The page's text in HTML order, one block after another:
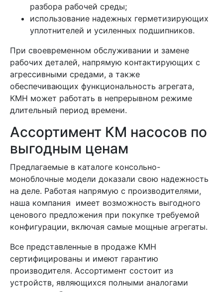
разбора рабочей среды;
использование надежных герметизирующих
уплотнителей и усиленных подшипников.
При своевременном обслуживании и замене
рабочих деталей, напрямую контактирующих с
агрессивными средами, а также
обеспечивающих функциональность агрегата,
КМН может работать в непрерывном режиме
длительный период времени.
Ассортимент КМ насосов по
выгодным ценам
Предлагаемые в каталоге консольно-
моноблочные модели доказали свою надежность
на деле. Работая напрямую с производителями,
наша компания имеет возможность выгодного
ценового предложения при покупке требуемой
конфигурации, включая самые мощные агрегаты.
Все представленные в продаже КМН
сертифицированы и имеют гарантию
производителя. Ассортимент состоит из
устройств, являющихся полными аналогами